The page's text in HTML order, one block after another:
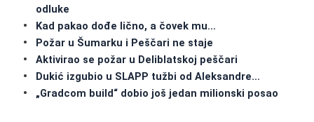
odluke
Kad pakao dođe lično, a čovek mu…
Požar u Šumarku i Peščari ne staje
Aktivirao se požar u Deliblatskoj peščari
Dukić izgubio u SLAPP tužbi od Aleksandre…
„Gradcom build“ dobio još jedan milionski posao